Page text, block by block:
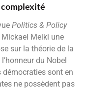
complexité
Politics & Policy
Melki une
sur la théorie de la
du Nobel
démocraties sont en
ne possèdent pas